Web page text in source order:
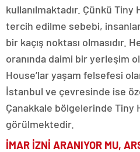
kullanılmaktadır. Çünkü Tiny
tercih edilme sebebi,
bir kaçış noktası olmasıdır.
oranında daimi bir yerleşim
House’lar yaşam felsefesi
İstanbul ve çevresinde ise
Çanakkale bölgelerinde
görülmektedir.
İMAR İZNİ ARANIYOR MU,